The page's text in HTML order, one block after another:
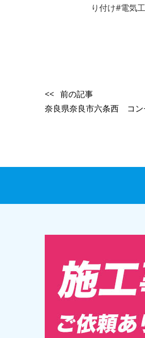
り付け#電気
<< 前の記事
奈良県奈良市六条西 コ